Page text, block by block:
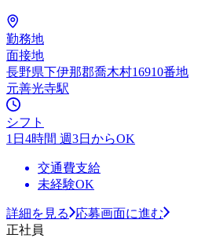
勤務地
面接地
長野県下伊那郡喬木村16910番地
元善光寺駅
シフト
1日4時間 週3日からOK
交通費支給
未経験OK
詳細を見る
応募画面に進む
正社員